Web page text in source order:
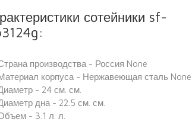
сотейники sf-
производства - Россия None
корпуса - Нержавеющая сталь None
- 24 см. см.
дна - 22.5 см. см.
- 3.1 л. л.